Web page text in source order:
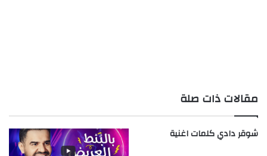
مقالات ذات صلة
شوقر دادي كلمات اغنية